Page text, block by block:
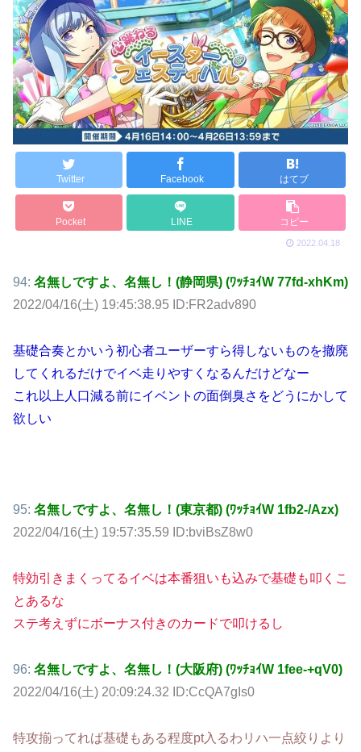
Twitter Facebook はてブ
Pocket LINE コピー
2022.04.18
94: 名無しですよ、名無し！(静岡県) (ﾜｯﾁｮｲW 77fd-xhKm)
2022/04/16(土) 19:45:38.95 ID:FR2adv890
基礎合奏とかいう初心者ユーザーすら得しないものを撤廃
してくれるだけでイベ走りやすくなるんだけどなー
これ以上人口減る前にイベントの面倒臭さをどうにかして
欲しい
95: 名無しですよ、名無し！(東京都) (ﾜｯﾁｮｲW 1fb2-/Azx)
2022/04/16(土) 19:57:35.59 ID:bviBsZ8w0
特効引きまくってるイベは本番狙いも込みで基礎も叩くこ
とあるな
ステ考えずにボーナス付きのカードで叩けるし
96: 名無しですよ、名無し！(大阪府) (ﾜｯﾁｮｲW 1fee-+qV0)
2022/04/16(土) 20:09:24.32 ID:CcQA7gIs0
特攻揃ってれば基礎もある程度pt入るわリハ一点絞りより